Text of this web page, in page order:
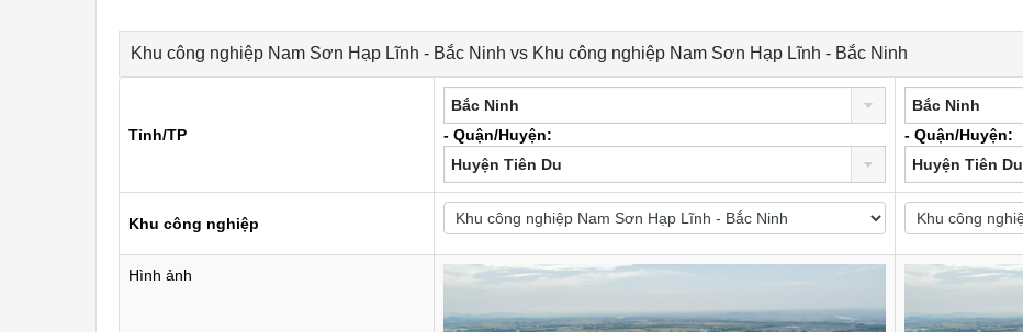
Khu công nghiệp Nam Sơn Hạp Lĩnh - Bắc Ninh vs Khu công nghiệp Nam Sơn Hạp Lĩnh - Bắc Ninh
Tỉnh/TP
Bắc Ninh
- Quận/Huyện:
Huyện Tiên Du
Bắc Ninh
- Quận/Huyện:
Huyện Tiên Du
Khu công nghiệp
Hình ảnh